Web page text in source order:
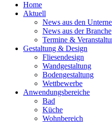
Home
Aktuell
News aus den
News aus der Branche
Termine &
Gestaltung & Design
Fliesendesign
Wandgestaltung
Bodengestaltung
Wettbewerbe
Anwendungsbereiche
Bad
Küche
Wohnbereich